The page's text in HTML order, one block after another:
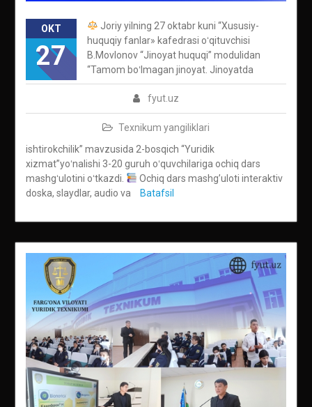
OKT
27
fyut.uz
Texnikum yangiliklari
Joriy yilning 27 oktabr kuni “Xususiy-
huquqiy fanlar» kafedrasi oʻqituvchisi
B.Movlonov “Jinoyat huquqi” modulidan
“Tamom boʻlmagan jinoyat. Jinoyatda
ishtirokchilik” mavzusida 2-bosqich “Yuridik
xizmat”yoʻnalishi 3-20 guruh oʻquvchilariga ochiq dars
mashgʻulotini oʻtkazdi.
Ochiq dars mashg’uloti interaktiv
doska, slaydlar, audio va
Batafsil